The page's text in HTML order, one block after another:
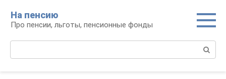
контенту
На пенсию
Про пенсии, льготы, пенсионные фонды